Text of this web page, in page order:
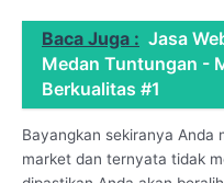
Baca Juga : Jasa
Medan Tuntungan -
Berkualitas #1
Bayangkan sekiranya Anda
market dan ternyata tidak